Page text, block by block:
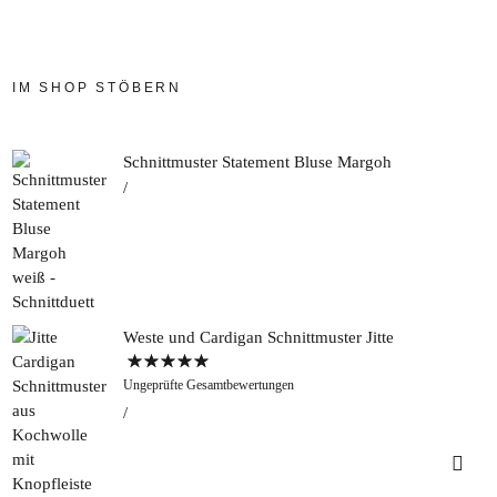
IM SHOP STÖBERN
Schnittmuster Statement Bluse Margoh
Weste und Cardigan Schnittmuster Jitte
Bewertet mit
5.00von 5
Ungeprüfte Gesamtbewertungen